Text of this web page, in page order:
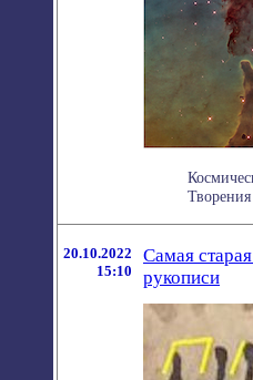
20.10.2022
15:10
Самая
рукописи